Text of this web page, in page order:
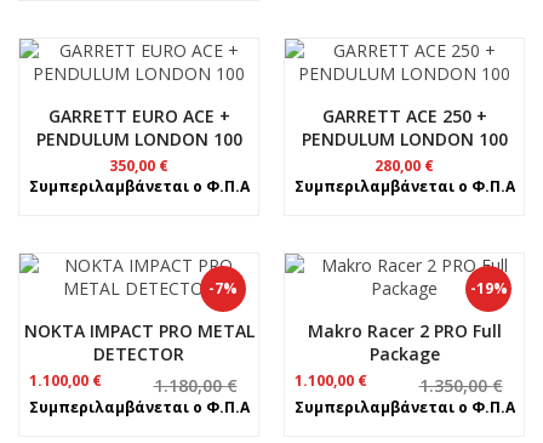
GARRETT EURO ACE +
PENDULUM LONDON 100
350,00 €
Συμπεριλαμβάνεται ο Φ.Π.Α
GARRETT ACE 250 +
PENDULUM LONDON 100
280,00 €
Συμπεριλαμβάνεται ο Φ.Π.Α
-7%
NOKTA IMPACT PRO METAL
DETECTOR
1.180,00€
Original
price
was:
1.100,00 €
τρέχουσα
τιμή
Συμπεριλαμβάνεται ο Φ.Π.Α
-19%
Makro Racer 2 PRO Full
Package
1.350,00€
Original
price
was:
1.100,00 €
τρέχουσα
τιμή
Συμπεριλαμβάνεται ο Φ.Π.Α